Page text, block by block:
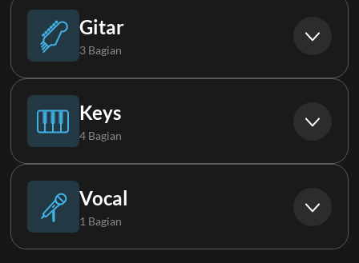
FX
Bass
Synth Bass
Gitar
3 Bagian
Gitar Elektrik 1
Gitar Elektrik 2
Keys
4 Bagian
Piano
Vocal
1 Bagian